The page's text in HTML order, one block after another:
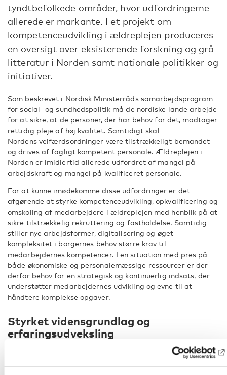
tyndtbefolkede områder, hvor udfordringerne
allerede er markante. I et projekt om
kompetenceudvikling i ældreplejen produceres
en oversigt over eksisterende forskning og grå
litteratur i Norden samt nationale politikker og
initiativer.
Som beskrevet i Nordisk Ministerråds samarbejdsprogram
for social- og sundhedspolitik må de nordiske lande arbejde
for at sikre, at de personer, der har behov for det, modtager
rettidig pleje af høj kvalitet. Samtidigt skal
Nordens velfærdsordninger være tilstrækkeligt bemandet
og drives af fagligt kompetent personale. Ældreplejen i
Norden er imidlertid allerede udfordret af mangel på
arbejdskraft og mangel på kvalificeret personale.
For at kunne imødekomme disse udfordringer er det
afgørende at styrke kompetenceudvikling, opkvalificering og
omskoling af medarbejdere i ældreplejen med henblik på at
sikre tilstrækkelig rekruttering og fastholdelse. Samtidig
stiller nye arbejdsformer, digitalisering og øget
kompleksitet i borgernes behov større krav til
medarbejdernes kompetencer. I en situation med pres på
både økonomiske og personalemæssige ressourcer er der
derfor behov for en strategisk og kontinuerlig indsats, der
understøtter medarbejdernes udvikling og evne til at
håndtere komplekse opgaver.
Styrket vidensgrundlag og
erfaringsudveksling
På opdrag fra Nordisk Ministerråd gennemfører Nordens